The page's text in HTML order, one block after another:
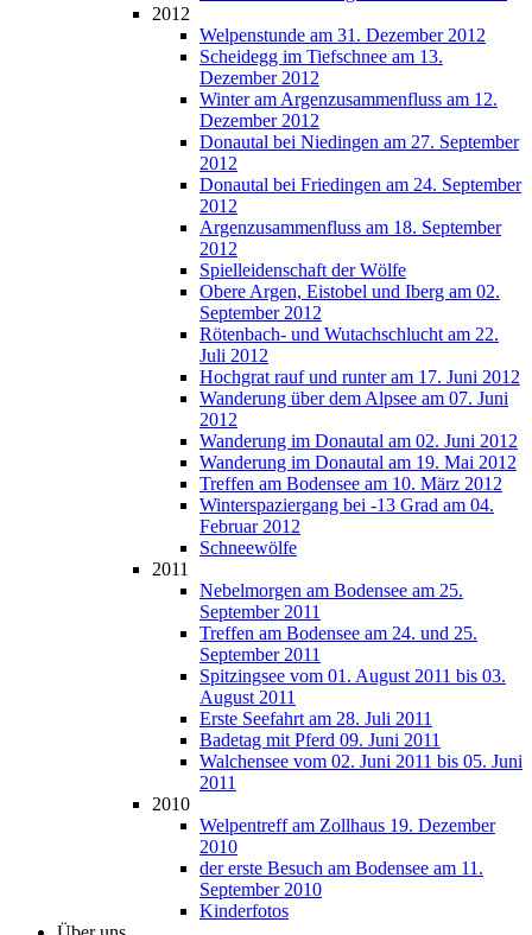
2012
Welpenstunde am 31. Dezember 2012
Scheidegg im Tiefschnee am 13.
Dezember 2012
Winter am Argenzusammenfluss am 12.
Dezember 2012
Donautal bei Niedingen am 27. September
2012
Donautal bei Friedingen am 24. September
2012
Argenzusammenfluss am 18. September
2012
Spielleidenschaft der Wölfe
Obere Argen, Eistobel und Iberg am 02.
September 2012
Rötenbach- und Wutachschlucht am 22.
Juli 2012
Hochgrat rauf und runter am 17. Juni 2012
Wanderung über dem Alpsee am 07. Juni
2012
Wanderung im Donautal am 02. Juni 2012
Wanderung im Donautal am 19. Mai 2012
Treffen am Bodensee am 10. März 2012
Winterspaziergang bei -13 Grad am 04.
Februar 2012
Schneewölfe
2011
Nebelmorgen am Bodensee am 25.
September 2011
Treffen am Bodensee am 24. und 25.
September 2011
Spitzingsee vom 01. August 2011 bis 03.
August 2011
Erste Seefahrt am 28. Juli 2011
Badetag mit Pferd 09. Juni 2011
Walchensee vom 02. Juni 2011 bis 05. Juni
2011
2010
Welpentreff am Zollhaus 19. Dezember
2010
der erste Besuch am Bodensee am 11.
September 2010
Kinderfotos